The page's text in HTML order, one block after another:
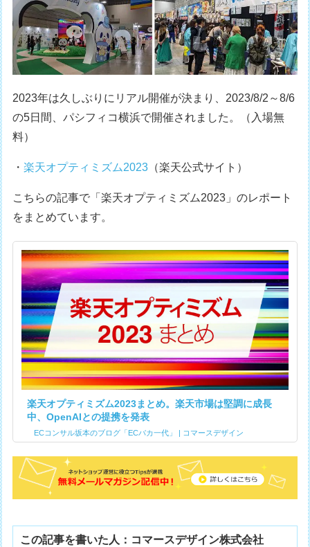
2023年は久しぶりにリアル開催が決まり、2023/8/2～8/6
の5日間、パシフィコ横浜で開催されました。（入場無
料）
・楽天オプティミズム2023 （楽天公式サイト）
こちらの記事で「楽天オプティミズム2023」のレポート
をまとめています。
楽天オプティミズム2023まとめ。楽天市場は堅調に成長
中、OpenAIとの提携を発表
ECコンサル坂本のブログ「ECバカ一代」 | コマースデザイン
この記事を書いた人：コマースデザイン株式会社